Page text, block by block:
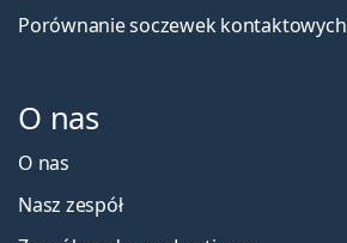
Porównanie soczewek kontaktowych
O nas
O nas
Nasz zespół